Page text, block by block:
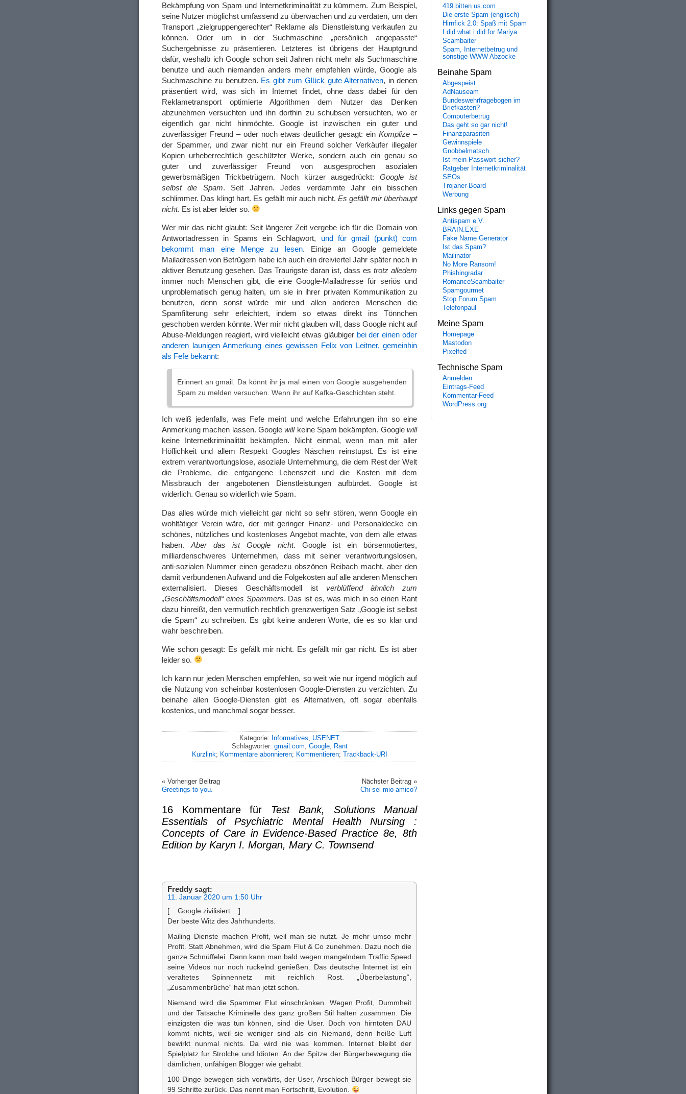
Bekämpfung von Spam und Internetkriminalität zu kümmern. Zum Beispiel,
seine Nutzer möglichst umfassend zu überwachen und zu verdaten, um den
Transport „zielgruppengerechter“ Reklame als Dienstleistung verkaufen zu
können. Oder um in der Suchmaschine „persönlich angepasste“
Suchergebnisse zu präsentieren. Letzteres ist übrigens der Hauptgrund
dafür, weshalb ich Google schon seit Jahren nicht mehr als Suchmaschine
benutze und auch niemanden anders mehr empfehlen würde, Google als
Suchmaschine zu benutzen. Es gibt zum Glück gute Alternativen, in denen
präsentiert wird, was sich im Internet findet, ohne dass dabei für den
Reklametransport optimierte Algorithmen dem Nutzer das Denken
abzunehmen versuchten und ihn dorthin zu schubsen versuchten, wo er
eigentlich gar nicht hinmöchte. Google ist inzwischen ein guter und
zuverlässiger Freund – oder noch etwas deutlicher gesagt: einKomplize –
der Spammer, und zwar nicht nur ein Freund solcher Verkäufer illegaler
Kopien urheberrechtlich geschützter Werke, sondern auch ein genau so
guter und zuverlässiger Freund von ausgesprochen asozialen
gewerbsmäßigen Trickbetrügern. Noch kürzer ausgedrückt:Google ist
selbst die Spam. Seit Jahren. Jedes verdammte Jahr ein bisschen
schlimmer. Das klingt hart. Es gefällt mir auch nicht. Es gefällt mir überhaupt
nicht. Es ist aber leider so.
Wer mir das nicht glaubt: Seit längerer Zeit vergebe ich für die Domain von
Antwortadressen in Spams ein Schlagwort, und für gmail (punkt) com
bekommt man eine Menge zu lesen. Einige an Google gemeldete
Mailadressen von Betrügern habe ich auch ein dreiviertel Jahr später noch in
aktiver Benutzung gesehen. Das Traurigste daran ist, dass es trotz alledem
immer noch Menschen gibt, die eine Google-Mailadresse für seriös und
unproblematisch genug halten, um sie in ihrer privaten Kommunikation zu
benutzen, denn sonst würde mir und allen anderen Menschen die
Spamfilterung sehr erleichtert, indem so etwas direkt ins Tönnchen
geschoben werden könnte. Wer mir nicht glauben will, dass Google nicht auf
Abuse-Meldungen reagiert, wird vielleicht etwas gläubiger bei der einen oder
anderen launigen Anmerkung eines gewissen Felix von Leitner, gemeinhin
als Fefe bekannt:
Erinnert an gmail. Da könnt ihr ja mal einen von Google ausgehenden
Spam zu melden versuchen. Wenn ihr auf Kafka-Geschichten steht.
Ich weiß jedenfalls, was Fefe meint und welche Erfahrungen ihn so eine
Anmerkung machen lassen. Googlewillkeine Spam bekämpfen. Googlewill
keine Internetkriminalität bekämpfen. Nicht einmal, wenn man mit aller
Höflichkeit und allem Respekt Googles Näschen reinstupst. Es ist eine
extrem verantwortungslose, asoziale Unternehmung, die dem Rest der Welt
die Probleme, die entgangene Lebenszeit und die Kosten mit dem
Missbrauch der angebotenen Dienstleistungen aufbürdet. Google ist
widerlich. Genau so widerlich wie Spam.
Das alles würde mich vielleicht gar nicht so sehr stören, wenn Google ein
wohltätiger Verein wäre, der mit geringer Finanz- und Personaldecke ein
schönes, nützliches und kostenloses Angebot machte, von dem alle etwas
haben.Aber das ist Google nicht. Google ist ein börsennotiertes,
milliardenschweres Unternehmen, dass mit seiner verantwortungslosen,
anti-sozialen Nummer einen geradezu obszönen Reibach macht, aber den
damit verbundenen Aufwand und die Folgekosten auf alle anderen Menschen
externalisiert. Dieses Geschäftsmodell ist verblüffend ähnlich zum
„Geschäftsmodell“ eines Spammers. Das ist es, was mich in so einen Rant
dazu hinreißt, den vermutlich rechtlich grenzwertigen Satz „Google ist selbst
die Spam“ zu schreiben. Es gibt keine anderen Worte, die es so klar und
wahr beschreiben.
Wie schon gesagt: Es gefällt mir nicht. Es gefällt mir gar nicht. Es ist aber
leider so.
Ich kann nur jeden Menschen empfehlen, so weit wie nur irgend möglich auf
die Nutzung von scheinbar kostenlosen Google-Diensten zu verzichten. Zu
beinahe allen Google-Diensten gibt es Alternativen, oft sogar ebenfalls
kostenlos, und manchmal sogar besser.
Kategorie: Informatives
USENET
Schlagwörter: gmail.com Google,
Rant
Kurzlink; Kommentare abonnieren; Kommentieren; Trackback-URI
« Vorheriger Beitrag
Greetings to you.
Nächster Beitrag »
Chi sei mio amico?
16 Kommentare für
Test Bank, Solutions Manual
Essentials of Psychiatric Mental Health Nursing :
Concepts of Care in Evidence-Based Practice 8e, 8th
Edition by Karyn I. Morgan, Mary C. Townsend
Freddy sagt:
11. Januar 2020 um 1:50 Uhr
[ .. Google zivilisiert .. ]
Der beste Witz des Jahrhunderts.
Mailing Dienste machen Profit, weil man sie nutzt. Je mehr umso mehr
Profit. Statt Abnehmen, wird die Spam Flut & Co zunehmen. Dazu noch die
ganze Schnüffelei. Dann kann man bald wegen mangelndem Traffic Speed
seine Videos nur noch ruckelnd genießen. Das deutsche Internet ist ein
veraltetes Spinnennetz mit reichlich Rost. „Überbelastung“,
„Zusammenbrüche“ hat man jetzt schon.
Niemand wird die Spammer Flut einschränken. Wegen Profit, Dummheit
und der Tatsache Kriminelle des ganz großen Stil halten zusammen. Die
einzigsten die was tun können, sind die User. Doch von hirntoten DAU
kommt nichts, weil sie weniger sind als ein Niemand, denn heiße Luft
bewirkt nunmal nichts. Da wird nie was kommen. Internet bleibt der
Spielplatz fur Strolche und Idioten. An der Spitze der Bürgerbewegung die
dämlichen, unfähigen Blogger wie gehabt.
100 Dinge bewegen sich vorwärts, der User, Arschloch Bürger bewegt sie
99 Schritte zurück. Das nennt man Fortschritt, Evolution.
419.bitten us.com
Die erste Spam (englisch)
Hirnfick 2.0: Spaß mit Spam
I did what i did for Mariya
Scambaiter
Spam, Internetbetrug und
sonstige WWW Abzocke
Beinahe Spam
Abgespeist
AdNauseam
Bundeswehrfragebogen im
Briefkasten?
Computerbetrug
Das geht so gar nicht!
Finanzparasiten
Gewinnspiele
Gnobbelmatsch
Ist mein Passwort sicher?
Ratgeber Internetkriminalität
SEOs
Trojaner-Board
Werbung
Links gegen Spam
Antispam e.V.
BRAIN.EXE
Fake Name Generator
Ist das Spam?
Mailinator
No More Ransom!
Phishingradar
RomanceScambaiter
Spamgourmet
Stop Forum Spam
Telefonpaul
Meine Spam
Homepage
Mastodon
Pixelfed
Technische Spam
Anmelden
Eintrags-Feed
Kommentar-Feed
WordPress.org